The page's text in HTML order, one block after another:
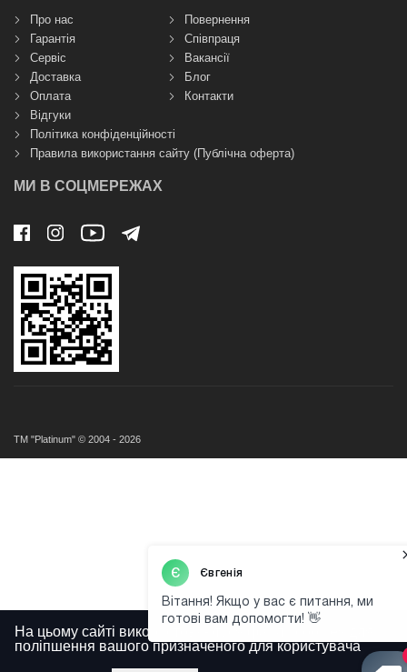
Про нас
Гарантія
Сервіс
Доставка
Оплата
Повернення
Співпраця
Вакансії
Блог
Контакти
Відгуки
Політика конфіденційності
Правила використання сайту (Публічна оферта)
МИ В СОЦМЕРЕЖАХ
ТМ "Platinum" © 2004 - 2026
На цьому сайті використовуються файли cookies для
поліпшення вашого призначеного для користувача